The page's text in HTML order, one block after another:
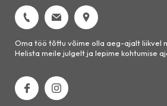
Oma töö tõttu võime olla aeg-ajalt liikvel
Helista meile julgelt ja lepime kohtumise